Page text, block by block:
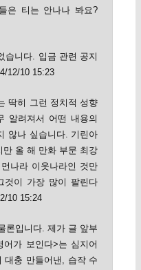
은 티는 안나나 봐요?
습니다. 입금 관련 공지
12/10 15:23
딱히 그런 정치적 성향
알려져서 어떤 내용의
않나 싶습니다. 기린아
만 올 해 만화 부문 최강
나라 이웃나라인 것만
것이 가장 많이 팔린다
10 15:24
론입니다. 제가 글 앞부
가 보인다>는 심지어
대충 만들어낸, 습작 수